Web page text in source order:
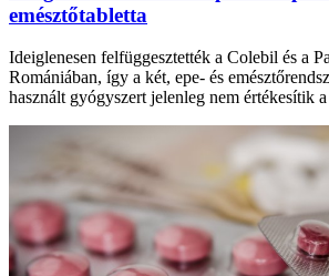
emésztőtabletta
Ideiglenesen felfüggesztették a Colebil és a
Romániában, így a két, epe- és
használt gyógyszert jelenleg nem értékesítik